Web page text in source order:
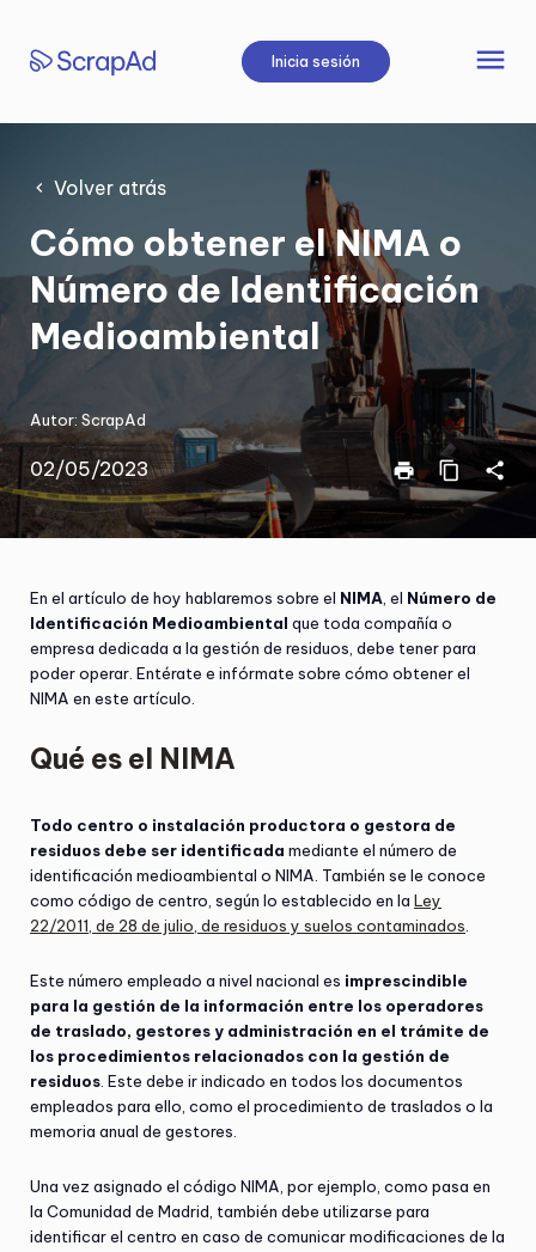
contenido
Inicia sesión menu
Volver atrás
Cómo obtener el NIMA o
Número de Identificación
Medioambiental
Autor: ScrapAd
02/05/2023 print content_copy share
En el artículo de hoy hablaremos sobre el NIMA , el Número de
Identificación Medioambiental que toda compañía o
empresa dedicada a la gestión de residuos, debe tener para
poder operar. Entérate e infórmate sobre cómo obtener el
NIMA en este artículo.
Qué es el NIMA
Todo centro o instalación productora o gestora de
residuos debe ser identificada mediante el número de
identificación medioambiental o NIMA. También se le conoce
como código de centro, según lo establecido en la Ley
22/2011, de 28 de julio, de residuos y suelos contaminados
Este número empleado a nivel nacional es imprescindible
para la gestión de la información entre los operadores
de traslado, gestores y administración en el trámite de
los procedimientos relacionados con la gestión de
residuos . Este debe ir indicado en todos los documentos
empleados para ello, como el procedimiento de traslados o la
memoria anual de gestores.
Una vez asignado el código NIMA, por ejemplo, como pasa en
la Comunidad de Madrid, también debe utilizarse para
identificar el centro en caso de comunicar modificaciones de la